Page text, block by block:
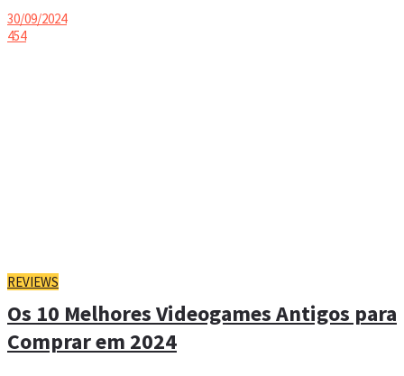
30/09/2024
454
REVIEWS
Os 10 Melhores Videogames Antigos para
Comprar em 2024